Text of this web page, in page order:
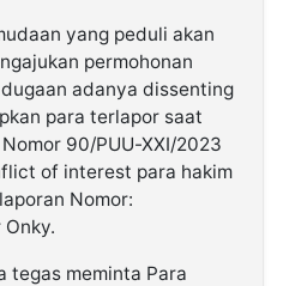
yang peduli akan
permohonan
adanya dissenting
para terlapor saat
90/PUU-XXI/2023
of interest para hakim
Nomor:
Onky.
tegas meminta Para